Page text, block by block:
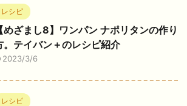
レシピ
【めざまし8】ワンパン ナポリタンの作り
。テイバン＋のレシピ紹介
2023/3/6
レシピ